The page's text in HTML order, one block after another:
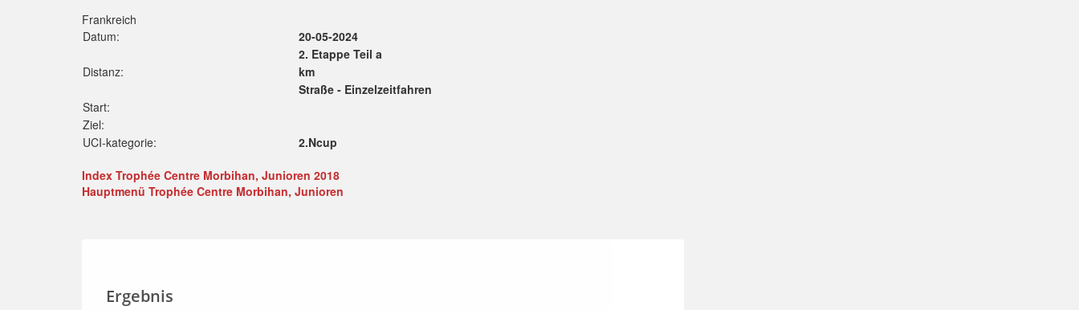
Frankreich
Datum:
20-05-2024
2. Etappe Teil a
Distanz:
km
Straße - Einzelzeitfahren
Start:
Ziel:
UCI-kategorie:
2.Ncup
Index Trophée Centre Morbihan, Junioren 2018
Hauptmenü Trophée Centre Morbihan, Junioren
Ergebnis